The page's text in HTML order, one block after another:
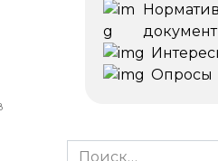
Опросы
Search